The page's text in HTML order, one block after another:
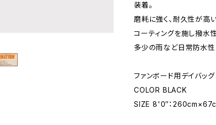
装着。
磨耗に強く、耐久性が高
コーティングを施し撥水
多少の雨など日常防水性
ファンボード用デイバッ
COLOR BLACK
SIZE 8'0″：